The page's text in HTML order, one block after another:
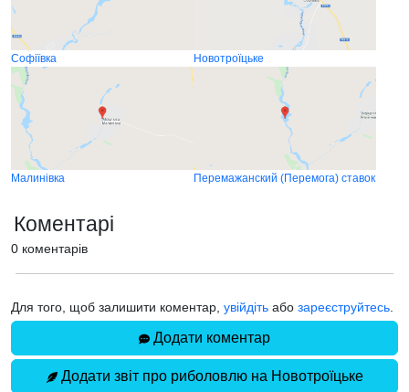
Софіївка Новотроїцьке
Малинівка Перемажанский (Перемога) ставок
Коментарі
0 коментарів
Для того, щоб залишити коментар, увійдіть або зареєструйтесь
Додати коментар
Додати звіт про риболовлю на Новотроїцьке